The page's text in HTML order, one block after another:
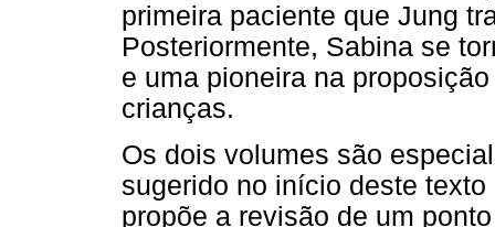
primeira paciente que Jung
Posteriormente, Sabina se
e uma pioneira na
crianças.
Os dois volumes são
sugerido no início deste
propõe a revisão de um